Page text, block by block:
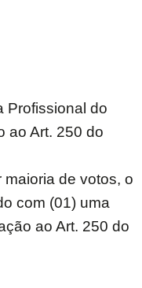
Profissional do
ao Art. 250 do
de votos, o
com (01) uma
ao Art. 250 do